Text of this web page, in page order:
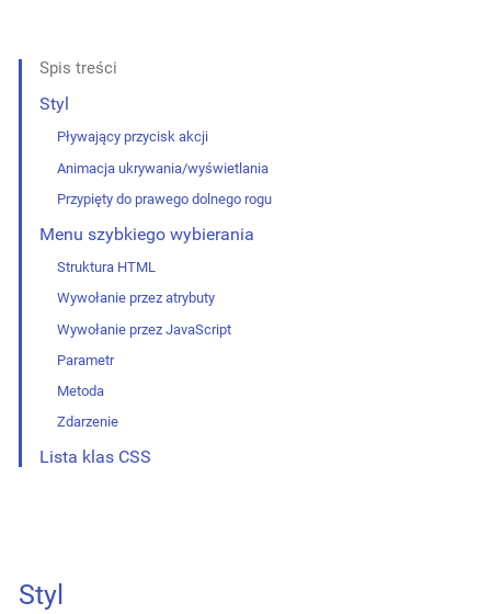
Spis treści
Styl
Pływający przycisk akcji
Animacja ukrywania/wyświetlania
Przypięty do prawego dolnego rogu
Menu szybkiego wybierania
Struktura HTML
Wywołanie przez atrybuty
Wywołanie przez JavaScript
Parametr
Metoda
Zdarzenie
Lista klas CSS
Styl